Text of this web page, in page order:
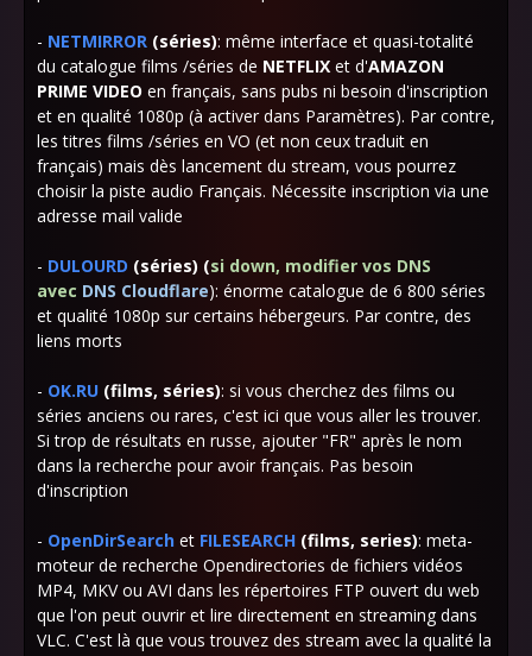
- NETMIRROR (séries): même interface et quasi-totalité
du catalogue films /séries de NETFLIX et d'AMAZON
PRIME VIDEO en français, sans pubs ni besoin d'inscription
et en qualité 1080p (à activer dans Paramètres). Par contre,
les titres films /séries en VO (et non ceux traduit en
français) mais dès lancement du stream, vous pourrez
choisir la piste audio Français. Nécessite inscription via une
adresse mail valide
- DULOURD (séries) (si down, modifier vos DNS
avec DNS Cloudflare): énorme catalogue de 6 800 séries
et qualité 1080p sur certains hébergeurs. Par contre, des
liens morts
- OK.RU (films, séries): si vous cherchez des films ou
séries anciens ou rares, c'est ici que vous aller les trouver.
Si trop de résultats en russe, ajouter "FR" après le nom
dans la recherche pour avoir français. Pas besoin
d'inscription
- OpenDirSearch et FILESEARCH (films, series): meta-
moteur de recherche Opendirectories de fichiers vidéos
MP4, MKV ou AVI dans les répertoires FTP ouvert du web
que l'on peut ouvrir et lire directement en streaming dans
VLC. C'est là que vous trouvez des stream avec la qualité la